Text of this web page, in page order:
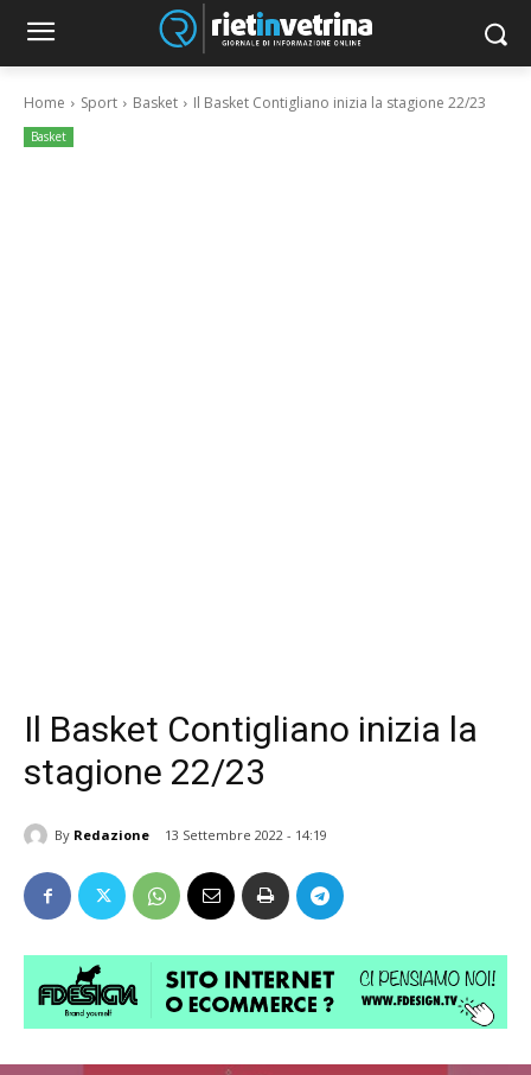
Home Sport Basket Il Basket Contigliano inizia la stagione 22/23
Basket
Il Basket Contigliano inizia la
stagione 22/23
By Redazione 13 Settembre 2022 - 14:19